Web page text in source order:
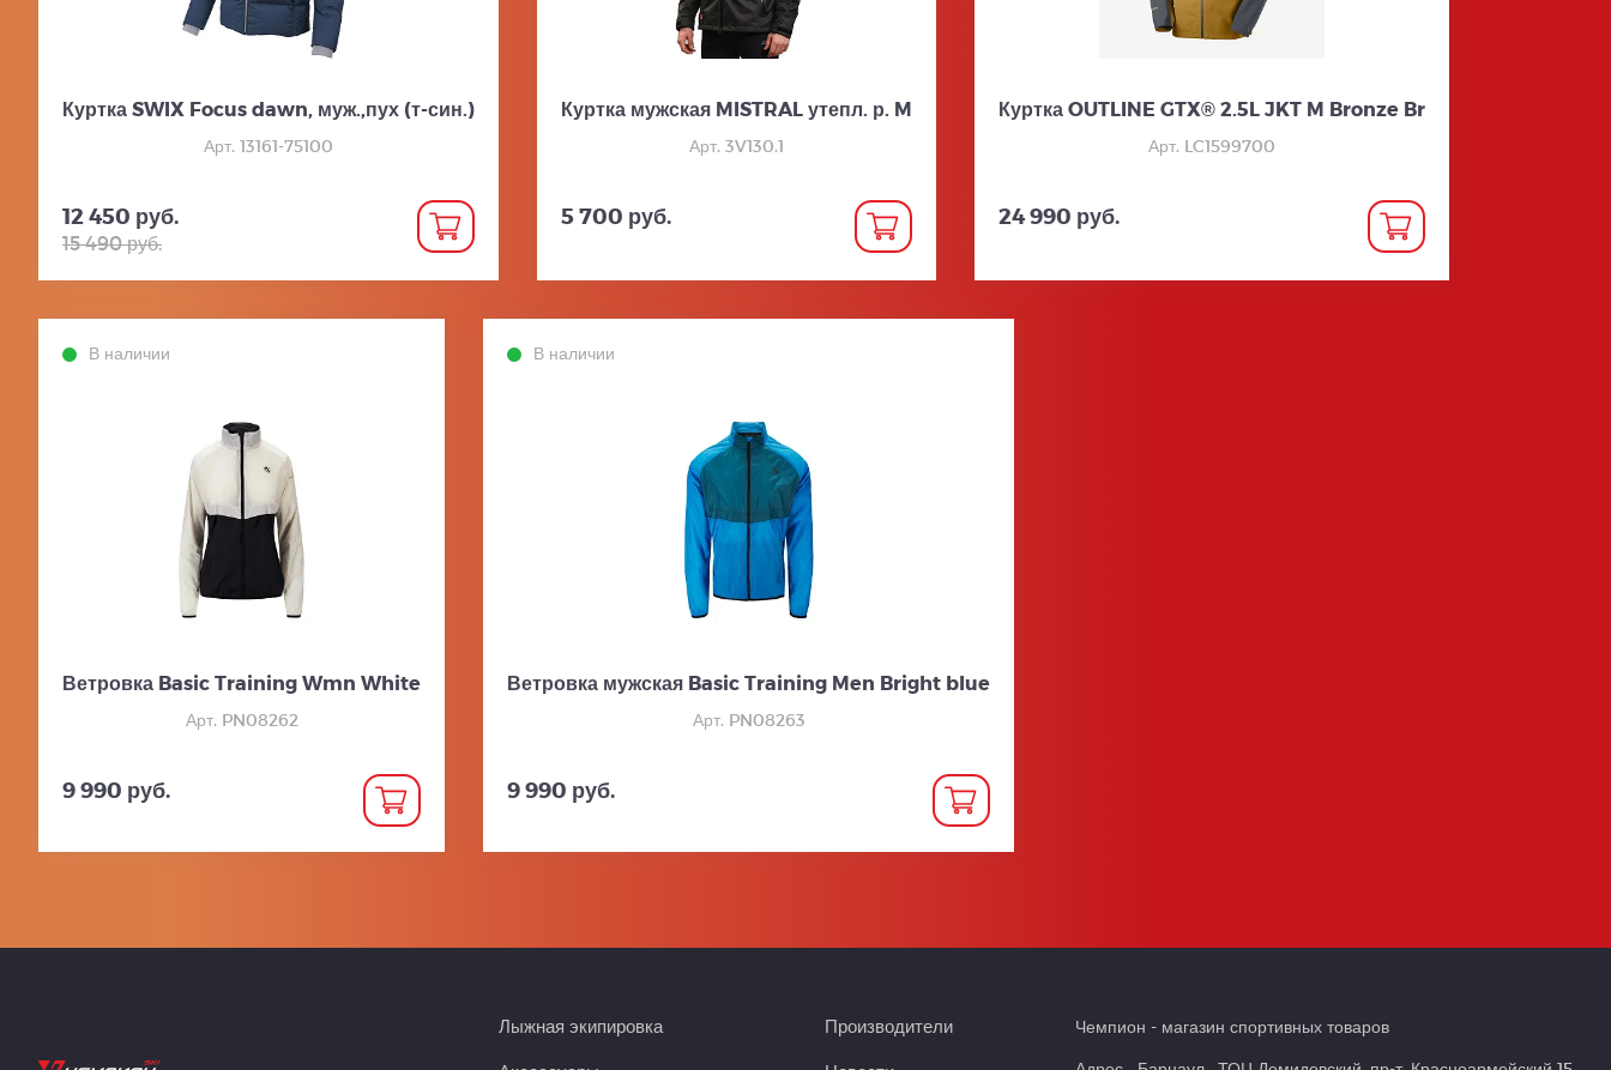
Куртка SWIX Focus dawn, муж.,пух (т-син.)
Арт. 13161-75100
12 450 руб.
15 490 руб.
Куртка мужская MISTRAL утепл. р. M
Арт. 3V130.1
5 700 руб.
Куртка OUTLINE GTX® 2.5L JKT M Bronze Br
Арт. LC1599700
24 990 руб.
В наличии
Ветровка Basic Training Wmn White
Арт. PN08262
9 990 руб.
В наличии
Ветровка мужская Basic Training Men Bright blue
Арт. PN08263
9 990 руб.
Лыжная экипировка Производители Чемпион - магазин спортивных товаров